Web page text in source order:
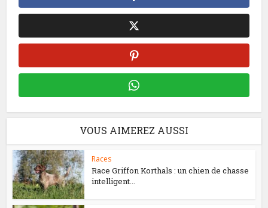
VOUS AIMEREZ AUSSI
Races
Race Griffon Korthals : un chien de chasse
intelligent...